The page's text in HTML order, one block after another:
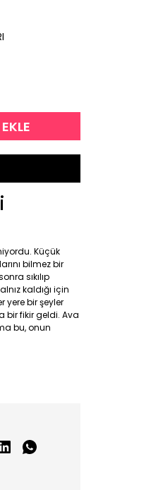
Küçük
bilmez bir
sıkılıp
kaldığı için
yere bir şeyler
bir fikir geldi. Ava
bu, onun